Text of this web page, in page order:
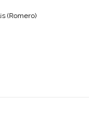
(Romero)